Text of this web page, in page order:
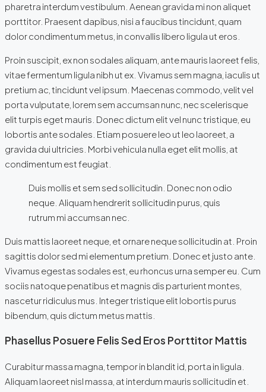
pharetra interdum vestibulum. Aenean gravida mi non aliquet
porttitor. Praesent dapibus, nisi a faucibus tincidunt, quam
dolor condimentum metus, in convallis libero ligula ut eros.
Proin suscipit, ex non sodales aliquam, ante mauris laoreet felis,
vitae fermentum ligula nibh ut ex. Vivamus sem magna, iaculis ut
pretium ac, tincidunt vel ipsum. Maecenas commodo, velit vel
porta vulputate, lorem sem accumsan nunc, nec scelerisque
elit turpis eget mauris. Donec dictum elit vel nunc tristique, eu
lobortis ante sodales. Etiam posuere leo ut leo laoreet, a
gravida dui ultricies. Morbi vehicula nulla eget elit mollis, at
condimentum est feugiat.
Duis mollis et sem sed sollicitudin. Donec non odio
neque. Aliquam hendrerit sollicitudin purus, quis
rutrum mi accumsan nec.
Duis mattis laoreet neque, et ornare neque sollicitudin at. Proin
sagittis dolor sed mi elementum pretium. Donec et justo ante.
Vivamus egestas sodales est, eu rhoncus urna semper eu. Cum
sociis natoque penatibus et magnis dis parturient montes,
nascetur ridiculus mus. Integer tristique elit lobortis purus
bibendum, quis dictum metus mattis.
Phasellus Posuere Felis Sed Eros Porttitor Mattis
Curabitur massa magna, tempor in blandit id, porta in ligula.
Aliquam laoreet nisl massa, at interdum mauris sollicitudin et.